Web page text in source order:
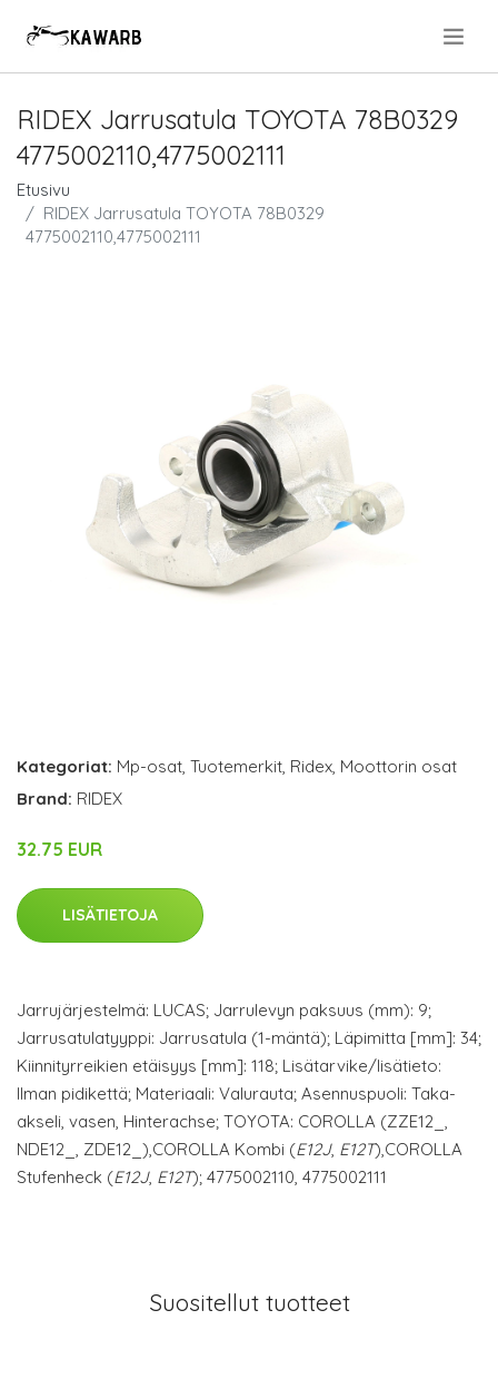
RIDEX Jarrusatula TOYOTA 78B0329
4775002110,4775002111
Etusivu
RIDEX Jarrusatula TOYOTA 78B0329
4775002110,4775002111
Kategoriat: Mp-osat, Tuotemerkit, Ridex, Moottorin osat
Brand: RIDEX
32.75 EUR
LISÄTIETOJA
Jarrujärjestelmä: LUCAS; Jarrulevyn paksuus (mm): 9;
Jarrusatulatyyppi: Jarrusatula (1-mäntä); Läpimitta [mm]: 34;
Kiinnityrreikien etäisyys [mm]: 118; Lisätarvike/lisätieto:
Ilman pidikettä; Materiaali: Valurauta; Asennuspuoli: Taka-
akseli, vasen, Hinterachse; TOYOTA: COROLLA (ZZE12_,
NDE12_, ZDE12_),COROLLA Kombi (E12J, E12T),COROLLA
Stufenheck (E12J, E12T); 4775002110, 4775002111
Suositellut tuotteet